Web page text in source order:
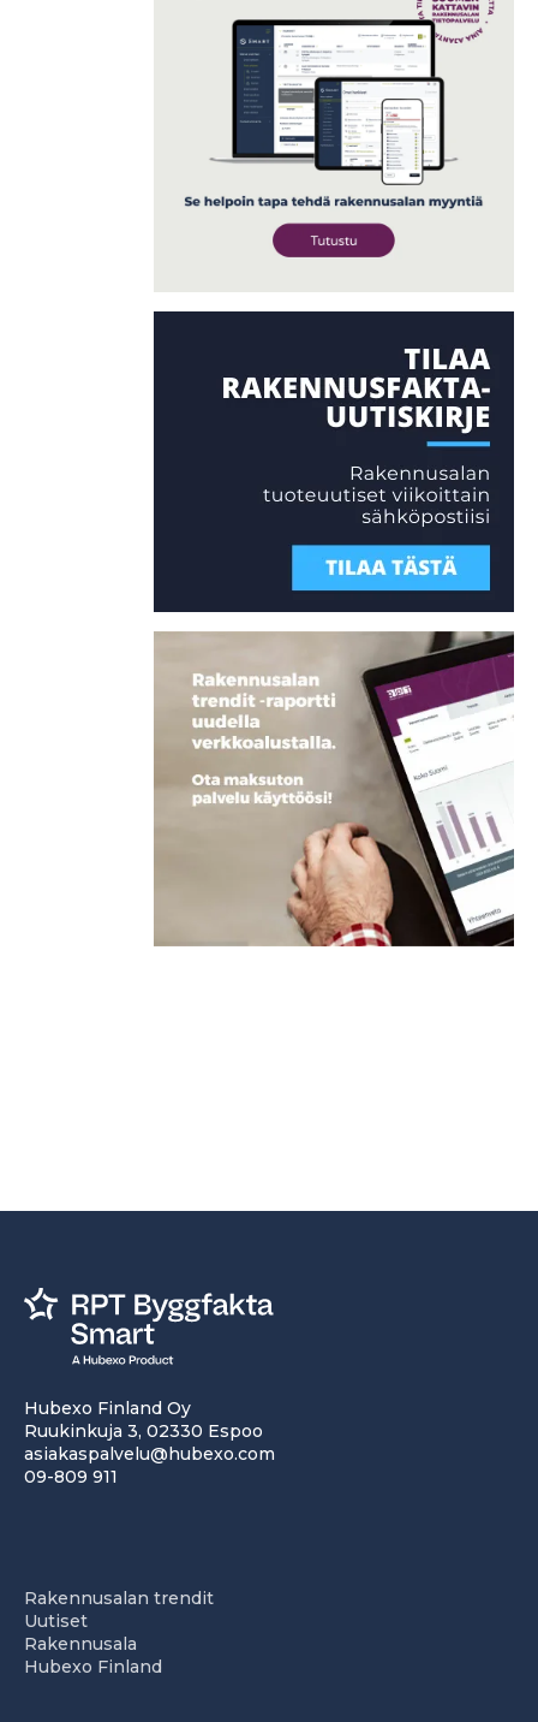
Hubexo Finland Oy
Ruukinkuja 3, 02330 Espoo
asiakaspalvelu@hubexo.com
09-809 911
Rakennusalan trendit
Uutiset
Rakennusala
Hubexo Finland